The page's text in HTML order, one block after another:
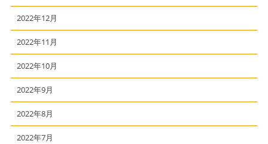
2022年12月
2022年11月
2022年10月
2022年9月
2022年8月
2022年7月